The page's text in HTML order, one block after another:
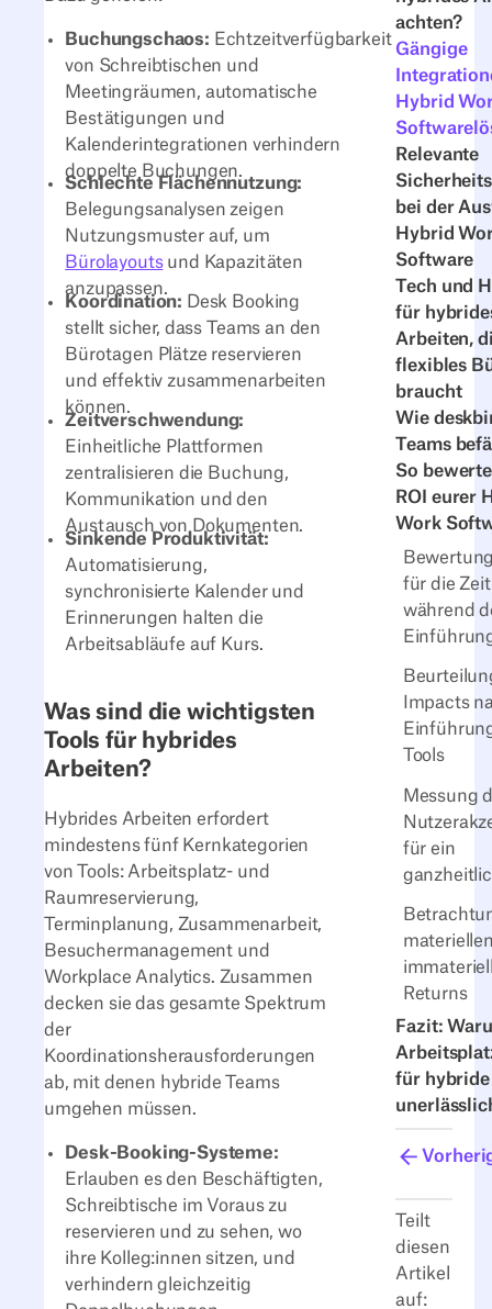
achten?
Gängige
Hybrid
Relevante
bei der
Hybrid
Software
Tech und
für
Arbeiten,
flexibles
braucht
Wie
Teams
So
ROI eurer
Work
für die
während
Impacts
Tools
Messung
für ein
Returns
Fazit:
für hybride
Teilt
diesen
Artikel
auf:
Buchungschaos: Echtzeitverfügbarkeit
von Schreibtischen und
Meetingräumen, automatische
Bestätigungen und
Kalenderintegrationen verhindern
doppelte Buchungen.
Schlechte Flächennutzung:
Belegungsanalysen zeigen
Nutzungsmuster auf, um
Bürolayoutsund Kapazitäten
anzupassen.
Koordination: Desk Booking
stellt sicher, dass Teams an den
Bürotagen Plätze reservieren
und effektiv zusammenarbeiten
können.
Zeitverschwendung:
Einheitliche Plattformen
zentralisieren die Buchung,
Kommunikation und den
Austausch von Dokumenten.
Sinkende Produktivität:
Automatisierung,
synchronisierte Kalender und
Erinnerungen halten die
Arbeitsabläufe auf Kurs.
Was sind die wichtigsten
Tools für hybrides
Arbeiten?
Hybrides Arbeiten erfordert
mindestens fünf Kernkategorien
von Tools: Arbeitsplatz- und
Raumreservierung,
Terminplanung, Zusammenarbeit,
Besuchermanagement und
Workplace Analytics. Zusammen
decken sie das gesamte Spektrum
der
Koordinationsherausforderungen
ab, mit denen hybride Teams
umgehen müssen.
Desk-Booking-Systeme:
Erlauben es den Beschäftigten,
Schreibtische im Voraus zu
reservieren und zu sehen, wo
ihre Kolleg:innen sitzen, und
verhindern gleichzeitig